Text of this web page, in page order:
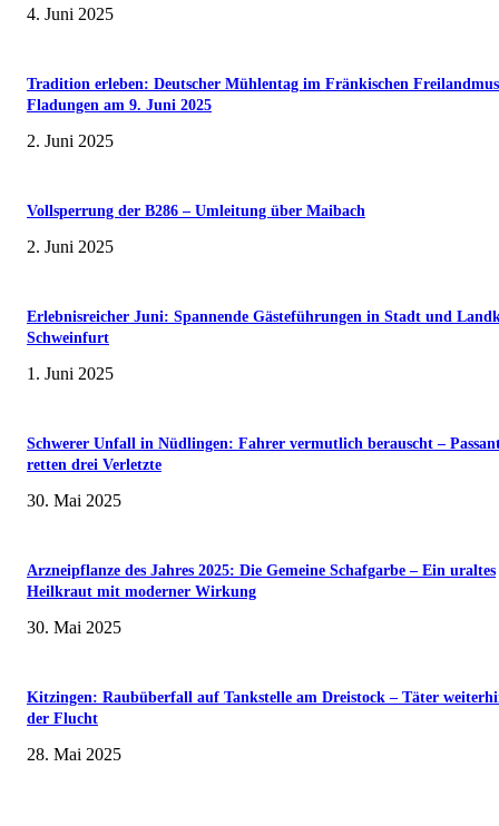
4. Juni 2025
Tradition erleben: Deutscher Mühlentag im Fränkischen
Fladungen am 9. Juni 2025
2. Juni 2025
Vollsperrung der B286 – Umleitung über Maibach
2. Juni 2025
Erlebnisreicher Juni: Spannende Gästeführungen in Stadt und
Schweinfurt
1. Juni 2025
Schwerer Unfall in Nüdlingen: Fahrer vermutlich berauscht –
retten drei Verletzte
30. Mai 2025
Arzneipflanze des Jahres 2025: Die Gemeine Schafgarbe – Ein uraltes
Heilkraut mit moderner Wirkung
30. Mai 2025
Kitzingen: Raubüberfall auf Tankstelle am Dreistock – Täter
der Flucht
28. Mai 2025